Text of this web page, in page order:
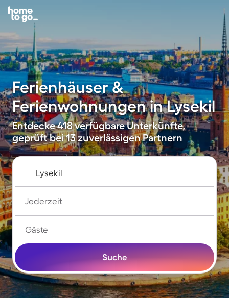
Ferienhäuser &
Ferienwohnungen in Lysekil
Entdecke 418 verfügbare Unterkünfte,
geprüft bei 13 zuverlässigen Partnern
Jederzeit
Gäste
Suche